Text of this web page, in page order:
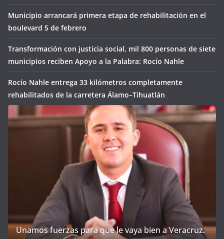
Municipio arrancará primera etapa de rehabilitación en el
boulevard 5 de febrero
Transformación con justicia social, mil 800 personas de siete
municipios reciben Apoyo a la Palabra: Rocío Nahle
Rocío Nahle entrega 33 kilómetros completamente
rehabilitados de la carretera Álamo–Tihuatlán
Unamos fuerzas para que le vaya bien a Veracruz.